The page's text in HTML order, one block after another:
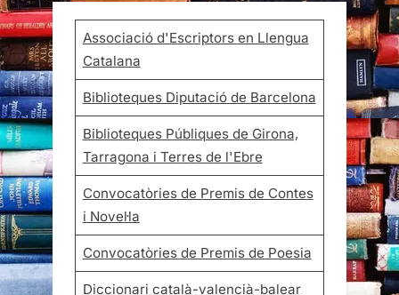
Associació d'Escriptors en Llengua
Catalana
Biblioteques Diputació de Barcelona
Biblioteques Públiques de Girona,
Tarragona i Terres de l'Ebre
Convocatòries de Premis de Contes
i Novel·la
Convocatòries de Premis de Poesia
Diccionari català-valencià-balear